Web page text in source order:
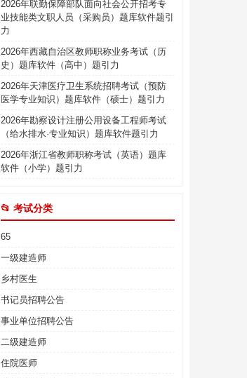
2026年联勤保障部队面向社会公开招考专
业技能类文职人员（采购员）题库软件题引
力
2026年西藏自治区教师职称业务考试（历
史）题库软件（高中）题引力
2026年天津医疗卫生系统招聘考试（预防
医学专业知识）题库软件（硕士）题引力
2026年勘察设计注册公用设备工程师考试
（给水排水·专业知识）题库软件题引力
2026年浙江省教师职称考试（英语）题库
软件（小学）题引力
📂 考试分类
65
一级建造师
乡村医生
书记员招聘公告
事业单位招聘公告
二级建造师
住院医师